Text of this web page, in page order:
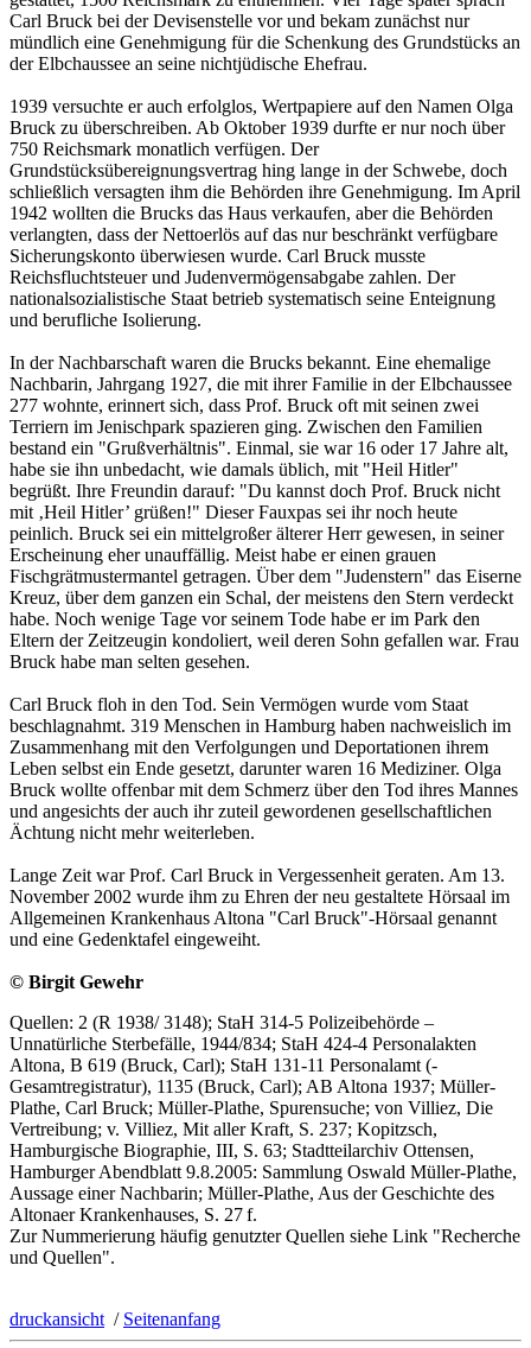
Carl Bruck bei der Devisenstelle vor und bekam zunächst nur
mündlich eine Genehmigung für die Schenkung des Grundstücks an
der Elbchaussee an seine nichtjüdische Ehefrau.
1939 versuchte er auch erfolglos, Wertpapiere auf den Namen Olga
Bruck zu überschreiben. Ab Oktober 1939 durfte er nur noch über
750 Reichsmark monatlich verfügen. Der
Grundstücksübereignungsvertrag hing lange in der Schwebe, doch
schließlich versagten ihm die Behörden ihre Genehmigung. Im April
1942 wollten die Brucks das Haus verkaufen, aber die Behörden
verlangten, dass der Nettoerlös auf das nur beschränkt verfügbare
Sicherungskonto überwiesen wurde. Carl Bruck musste
Reichsfluchtsteuer und Judenvermögensabgabe zahlen. Der
nationalsozialistische Staat betrieb systematisch seine Enteignung
und berufliche Isolierung.
In der Nachbarschaft waren die Brucks bekannt. Eine ehemalige
Nachbarin, Jahrgang 1927, die mit ihrer Familie in der Elbchaussee
277 wohnte, erinnert sich, dass Prof. Bruck oft mit seinen zwei
Terriern im Jenischpark spazieren ging. Zwischen den Familien
bestand ein "Grußverhältnis". Einmal, sie war 16 oder 17 Jahre alt,
habe sie ihn unbedacht, wie damals üblich, mit "Heil Hitler"
begrüßt. Ihre Freundin darauf: "Du kannst doch Prof. Bruck nicht
mit ‚Heil Hitler’ grüßen!" Dieser Fauxpas sei ihr noch heute
peinlich. Bruck sei ein mittelgroßer älterer Herr gewesen, in seiner
Erscheinung eher unauffällig. Meist habe er einen grauen
Fischgrätmustermantel getragen. Über dem "Judenstern" das Eiserne
Kreuz, über dem ganzen ein Schal, der meistens den Stern verdeckt
habe. Noch wenige Tage vor seinem Tode habe er im Park den
Eltern der Zeitzeugin kondoliert, weil deren Sohn gefallen war. Frau
Bruck habe man selten gesehen.
Carl Bruck floh in den Tod. Sein Vermögen wurde vom Staat
beschlagnahmt. 319 Menschen in Hamburg haben nachweislich im
Zusammenhang mit den Verfolgungen und Deportationen ihrem
Leben selbst ein Ende gesetzt, darunter waren 16 Mediziner. Olga
Bruck wollte offenbar mit dem Schmerz über den Tod ihres Mannes
und angesichts der auch ihr zuteil gewordenen gesellschaftlichen
Ächtung nicht mehr weiterleben.
Lange Zeit war Prof. Carl Bruck in Vergessenheit geraten. Am 13.
November 2002 wurde ihm zu Ehren der neu gestaltete Hörsaal im
Allgemeinen Krankenhaus Altona "Carl Bruck"-Hörsaal genannt
und eine Gedenktafel eingeweiht.
© Birgit Gewehr
Quellen: 2 (R 1938/ 3148); StaH 314-5 Polizeibehörde –
Unnatürliche Sterbefälle, 1944/834; StaH 424-4 Personalakten
Altona, B 619 (Bruck, Carl); StaH 131-11 Personalamt (-
Gesamtregistratur), 1135 (Bruck, Carl); AB Altona 1937; Müller-
Plathe, Carl Bruck; Müller-Plathe, Spurensuche; von Villiez, Die
Vertreibung; v. Villiez, Mit aller Kraft, S. 237; Kopitzsch,
Hamburgische Biographie, III, S. 63; Stadtteilarchiv Ottensen,
Hamburger Abendblatt 9.8.2005: Sammlung Oswald Müller-Plathe,
Aussage einer Nachbarin; Müller-Plathe, Aus der Geschichte des
Altonaer Krankenhauses, S. 27 f.
Zur Nummerierung häufig genutzter Quellen siehe Link "Recherche
und Quellen".
druckansicht / Seitenanfang